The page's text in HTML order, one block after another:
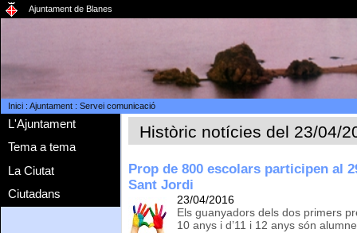
Ajuntament de Blanes
Inici: Ajuntament: Servei comunicació
L'Ajuntament
Tema a tema
La Ciutat
Ciutadans
Històric notícies del 23/04/
Prop de 800 escolars participen al
Sant Jordi
23/04/2016
Els guanyadors dels dos primers
10 anys i d’11 i 12 anys són